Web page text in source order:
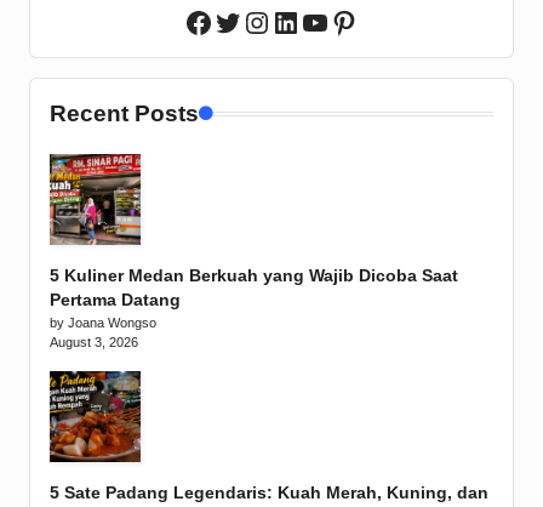
Facebook
Twitter
Instagram
LinkedIn
YouTube
Pinterest
Recent Posts
5 Kuliner Medan Berkuah yang Wajib Dicoba Saat
Pertama Datang
by Joana Wongso
August 3, 2026
5 Sate Padang Legendaris: Kuah Merah, Kuning, dan